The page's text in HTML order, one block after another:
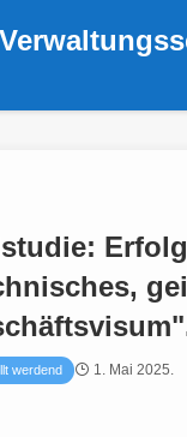
werdend 1. Mai 2025.